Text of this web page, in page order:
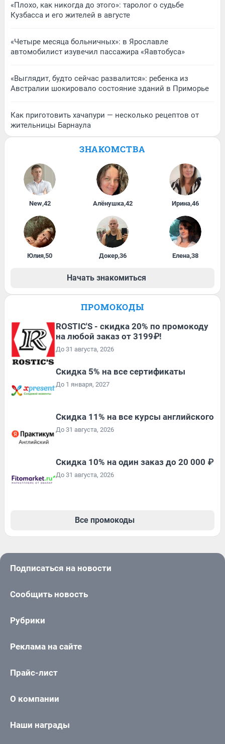
«Плохо, как никогда до этого»: таролог о судьбе
Кузбасса и его жителей в августе
«Четыре месяца больничных»: в Ярославле
автомобилист изувечил пассажира «Яавтобуса»
«Выглядит, будто сейчас развалится»: ребенка из
Австралии шокировало состояние зданий в Приморье
Как приготовить хачапури — несколько рецептов от
жительницы Барнаула
ЗНАКОМСТВА
New,42 Алёнушка,42 Ирина,46
Юлия,50 Докер,36 Елена,38
Начать знакомиться
ПРОМОКОДЫ
ROSTIC'S - скидка 20% по промокоду
на любой заказ от 3199₽!
До 31 августа, 2026
Скидка 5% на все сертификаты
До 1 января, 2027
Скидка 11% на все курсы английского
До 31 августа, 2026
Скидка 10% на один заказ до 20 000 ₽
До 31 августа, 2026
Все промокоды
Подписаться на новости
Сообщить новость
Рубрики
Реклама на сайте
Прайс-лист
О компании
Наши награды